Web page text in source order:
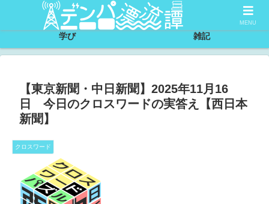
サイトについて
学び 雑記
【東京新聞・中日新聞】2025年11月16
日 今日のクロスワードの実答え【西日本
新聞】
クロスワード
MENU